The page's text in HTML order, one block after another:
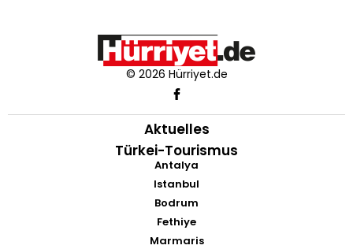
© 2026 Hürriyet.de
Aktuelles
Türkei-Tourismus
Antalya
Istanbul
Bodrum
Fethiye
Marmaris